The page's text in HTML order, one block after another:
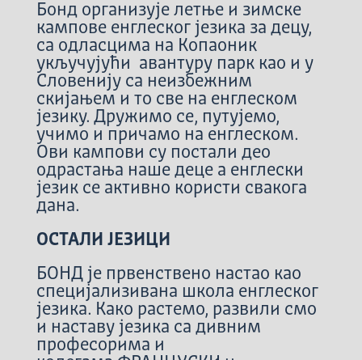
Бонд организује летње и зимске
кампове енглеског језика за децу,
са одласцима на Копаоник
укључујући авантуру парк као и у
Словенију са неизбежним
скијањем и то све на енглеском
језику. Дружимо се, путујемо,
учимо и причамо на енглеском.
Ови кампови су постали део
одрастања наше деце а енглески
језик се активно користи свакога
дана.
ОСТАЛИ ЈЕЗИЦИ
БОНД је првенствено настао као
специјализивана школа енглеског
језика. Како растемо, развили смо
и наставу језика са дивним
професорима и